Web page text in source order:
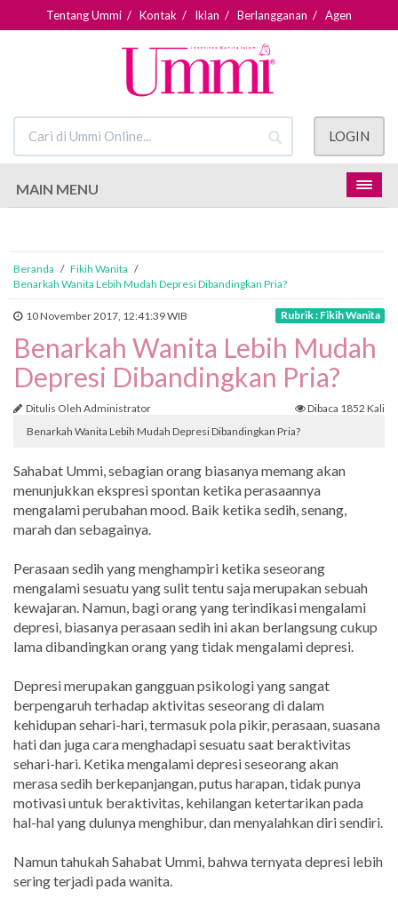
Tentang Ummi / Kontak / Iklan / Berlangganan / Agen
LOGIN
MAIN MENU
Beranda / Fikih Wanita /
Benarkah Wanita Lebih Mudah Depresi Dibandingkan Pria?
10 November 2017, 12:41:39 WIB Rubrik : Fikih Wanita
Benarkah Wanita Lebih Mudah
Depresi Dibandingkan Pria?
Ditulis Oleh Administrator
Dibaca 1852 Kali
Benarkah Wanita Lebih Mudah Depresi Dibandingkan Pria?
Sahabat Ummi, sebagian orang biasanya memang akan
menunjukkan ekspresi spontan ketika perasaannya
mengalami perubahan mood. Baik ketika sedih, senang,
marah dan sebagainya.
Perasaan sedih yang menghampiri ketika seseorang
mengalami sesuatu yang sulit tentu saja merupakan sebuah
kewajaran. Namun, bagi orang yang terindikasi mengalami
depresi, biasanya perasaan sedih ini akan berlangsung cukup
lama dibandingkan orang yang tidak mengalami depresi.
Depresi merupakan gangguan psikologi yang sangat
berpengaruh terhadap aktivitas seseorang di dalam
kehidupan sehari-hari, termasuk pola pikir, perasaan, suasana
hati dan juga cara menghadapi sesuatu saat beraktivitas
sehari-hari. Ketika mengalami depresi seseorang akan
merasa sedih berkepanjangan, putus harapan, tidak punya
motivasi untuk beraktivitas, kehilangan ketertarikan pada
hal-hal yang dulunya menghibur, dan menyalahkan diri sendiri.
Namun tahukah Sahabat Ummi, bahwa ternyata depresi lebih
sering terjadi pada wanita.